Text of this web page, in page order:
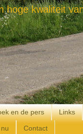
hoge kwaliteit
en de pers Links
Contact